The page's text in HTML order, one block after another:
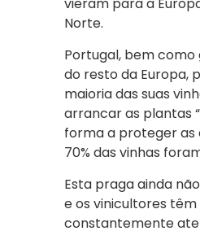
Norte.
Portugal, bem
do resto da Europa,
maioria das suas
arrancar as plantas
forma a proteger as
70% das vinhas
Esta praga ainda
e os vinicultores
constantemente